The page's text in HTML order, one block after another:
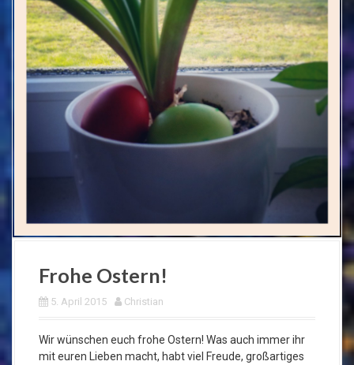
Frohe Ostern!
5. April 2015 Christian
Wir wünschen euch frohe Ostern! Was auch immer ihr
mit euren Lieben macht, habt viel Freude, großartiges